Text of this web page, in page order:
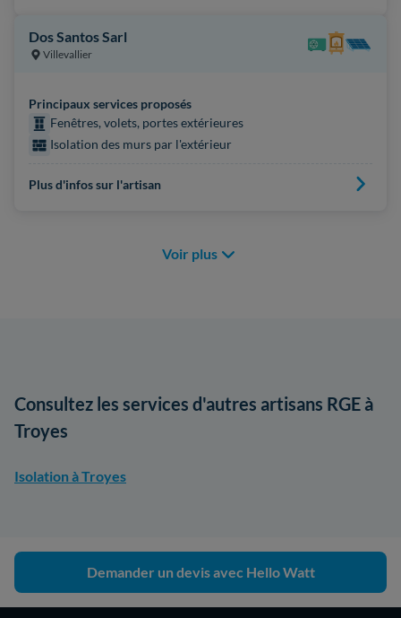
Dos Santos Sarl
Villevallier
Principaux services proposés
Fenêtres, volets, portes extérieures
Isolation des murs par l'extérieur
Plus d'infos sur l'artisan
Voir plus
Consultez les services d'autres artisans RGE à
Troyes
Isolation à Troyes
Demander un devis avec Hello Watt